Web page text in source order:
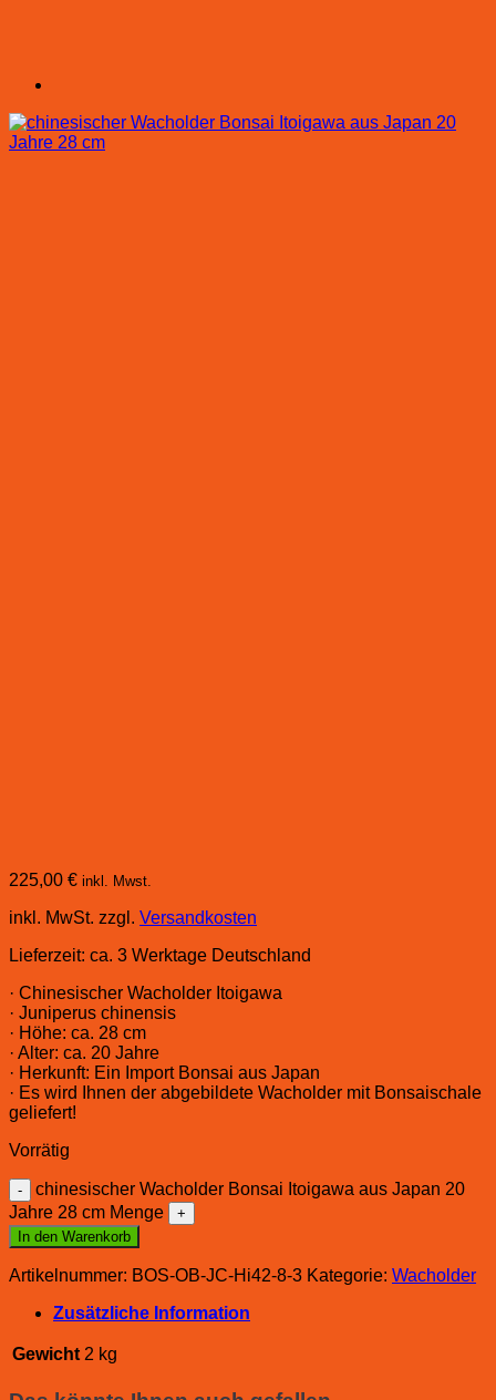
225,00 € inkl. Mwst.
inkl. MwSt. zzgl. Versandkosten
Lieferzeit: ca. 3 Werktage Deutschland
· Chinesischer Wacholder Itoigawa
· Juniperus chinensis
· Höhe: ca. 28 cm
· Alter: ca. 20 Jahre
· Herkunft: Ein Import Bonsai aus Japan
· Es wird Ihnen der abgebildete Wacholder mit Bonsaischale
geliefert!
Vorrätig
chinesischer Wacholder Bonsai Itoigawa aus Japan 20
Jahre 28 cm Menge
In den Warenkorb
Artikelnummer: BOS-OB-JC-Hi42-8-3 Kategorie: Wacholder
Zusätzliche Information
Gewicht 2 kg